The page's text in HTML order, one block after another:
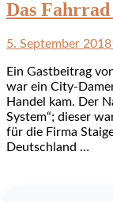
Das Fahrrad
5. September 2018
Ein Gastbeitrag
war ein City-
Handel kam. Der
System“; dieser
für die Firma
Deutschland …